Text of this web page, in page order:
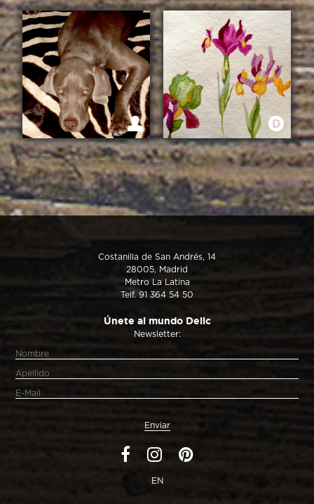
UNA CASA DE CUENTO LANA
AMOR VERDADERO
ACUARELAS DE
COLORES
Costanilla de San Andrés, 14
28005, Madrid
Metro La Latina
Telf. 91 364 54 50
Únete al mundo Delic
Newsletter:
EN